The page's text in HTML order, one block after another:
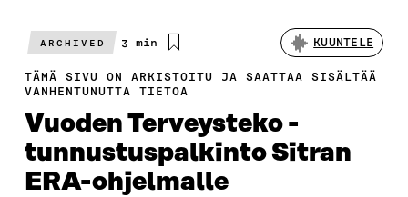
ARCHIVED
Arvioitu
3 min KUUNTELE
TÄMÄ SIVU ON ARKISTOITU JA SAATTAA SISÄLTÄÄ
VANHENTUNUTTA TIETOA
Vuoden Terveysteko -
tunnustuspalkinto Sitran
ERA-ohjelmalle